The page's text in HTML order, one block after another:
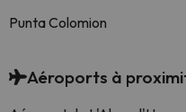
Punta Colomion
Aéroports à